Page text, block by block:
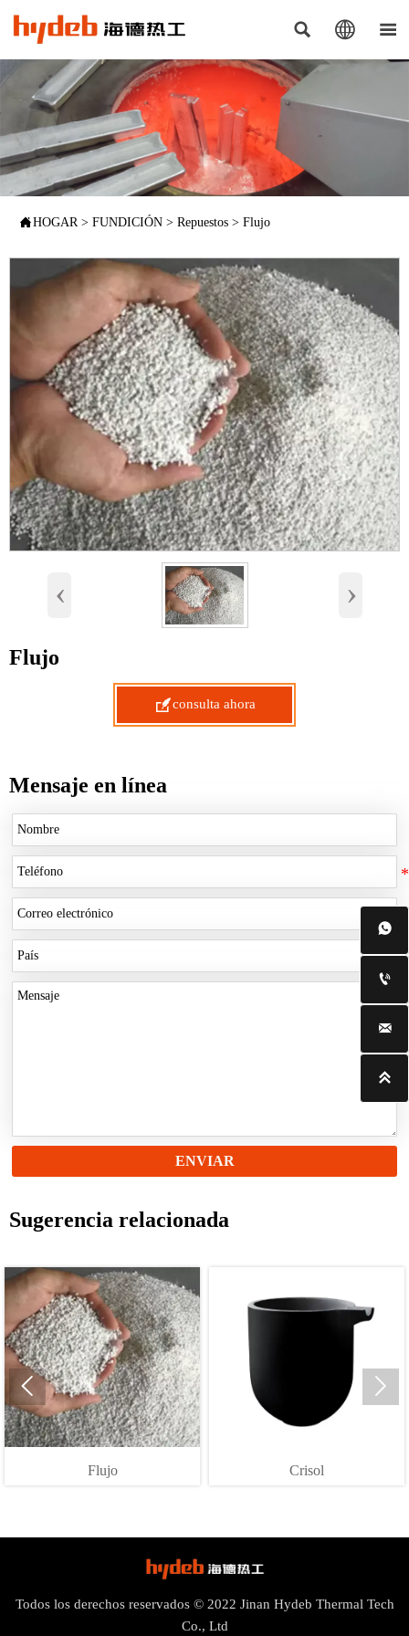
  
HOGAR > FUNDICIÓN > Repuestos > Flujo
‹ ›
Flujo
consulta ahora
Mensaje en línea
ENVIAR
Sugerencia relacionada
Flujo Crisol
 
Todos los derechos reservados © 2022 Jinan Hydeb Thermal Tech
Co., Ltd



